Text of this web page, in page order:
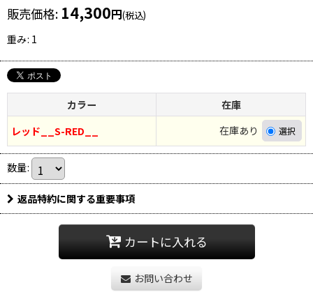
販売価格: 14,300円(税込)
重み: 1
カラー
在庫
レッド__S-RED__
在庫あり
数量:
返品特約に関する重要事項
カートに入れる
お問い合わせ